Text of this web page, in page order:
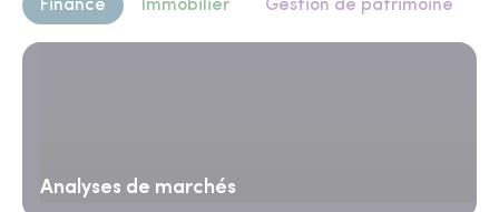
Finance Immobilier Gestion de patrimoine
Analyses de marchés